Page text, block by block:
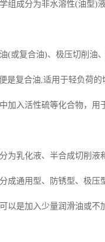
组成分为非水溶性(油型)
(或复合油)、极压切削油
是复合油,适用于轻负荷
加入活性硫等化合物，用
为乳化液、半合成切削液
成通用型、防锈型、极
以是加入少量润滑油或